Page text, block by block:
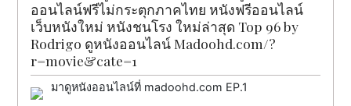
ออนไลน์ฟรีไม่กระตุกภาคไทย หนังฟรีออนไลน์
เว็บหนังใหม่ หนังชนโรง ใหม่ล่าสุด Top 96 by
Rodrigo ดูหนังออนไลน์ Madoohd.com/?
r=movie&cate=1
มาดูหนังออนไลน์ที่ madoohd.com EP.1